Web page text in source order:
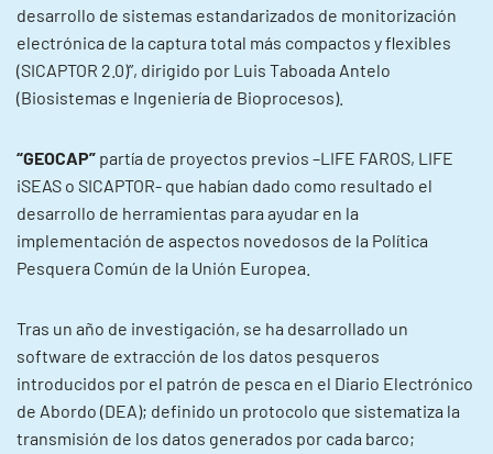
desarrollo de sistemas estandarizados de monitorización
electrónica de la captura total más compactos y flexibles
(SICAPTOR 2.0)”, dirigido por Luis Taboada Antelo
(Biosistemas e Ingeniería de Bioprocesos).
“GEOCAP” partía de proyectos previos –LIFE FAROS, LIFE
iSEAS o SICAPTOR- que habían dado como resultado el
desarrollo de herramientas para ayudar en la
implementación de aspectos novedosos de la Política
Pesquera Común de la Unión Europea.
Tras un año de investigación, se ha desarrollado un
software de extracción de los datos pesqueros
introducidos por el patrón de pesca en el Diario Electrónico
de Abordo (DEA); definido un protocolo que sistematiza la
transmisión de los datos generados por cada barco;